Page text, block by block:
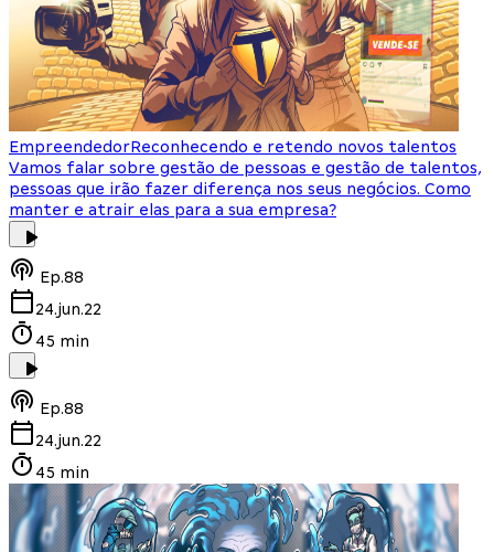
EmpreendedorReconhecendo e retendo novos talentos
Vamos falar sobre gestão de pessoas e gestão de talentos,
pessoas que irão fazer diferença nos seus negócios. Como
manter e atrair elas para a sua empresa?
Ep.88
24.jun.22
45 min
Ep.88
24.jun.22
45 min